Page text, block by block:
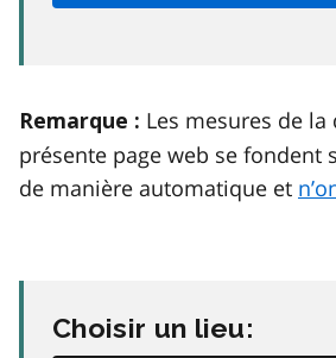
Remarque : Les mesures de la
présente page web se fondent
de manière automatique et
Choisir un lieu: